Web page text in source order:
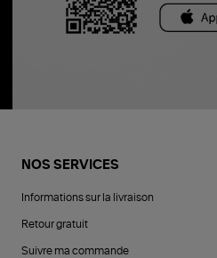
NOS SERVICES
Informations sur la livraison
Retour gratuit
Suivre ma commande